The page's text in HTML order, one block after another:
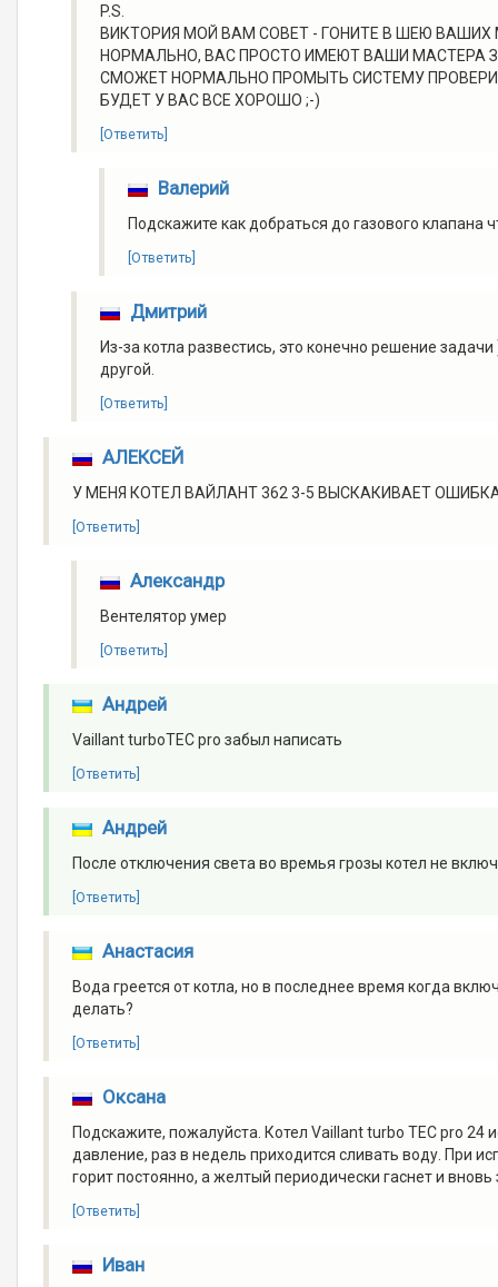
P.S.
ВИКТОРИЯ МОЙ ВАМ СОВЕТ - ГОНИТЕ В ШЕЮ
НОРМАЛЬНО, ВАС ПРОСТО ИМЕЮТ ВАШИ МАСТЕРА
СМОЖЕТ НОРМАЛЬНО ПРОМЫТЬ СИСТЕМУ
БУДЕТ У ВАС ВСЕ ХОРОШО ;-)
[Ответить]
Валерий
Подскажите как добраться до газового клапана
[Ответить]
Дмитрий
Из-за котла развестись, это конечно решение
другой.
[Ответить]
АЛЕКСЕЙ
У МЕНЯ КОТЕЛ ВАЙЛАНТ 362 3-5 ВЫСКАКИВАЕТ
[Ответить]
Александр
Вентелятор умер
[Ответить]
Андрей
Vaillant turboTEC pro забыл написать
[Ответить]
Андрей
После отключения света во времья грозы котел не
[Ответить]
Анастасия
Вода греется от котла, но в последнее время когда
делать?
[Ответить]
Оксана
Подскажите, пожалуйста. Котел Vaillant turbo TEC pro
давление, раз в недель приходится сливать воду. При
горит постоянно, а желтый периодически гаснет и
[Ответить]
Иван